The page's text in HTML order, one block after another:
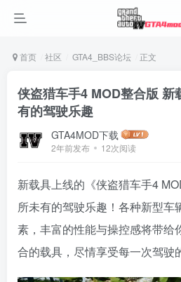
首页 社区 GTA4_BBS论坛 正文
侠盗猎车手4 MOD整合版 新
有的驾驶乐趣
GTA4MOD下载
2年前发布 12次阅读
新载具上线的《侠盗猎车手4
所未有的驾驶乐趣！各种新型车
素，丰富的性能与操控感将带给
合的载具，尽情享受每一次驾驶